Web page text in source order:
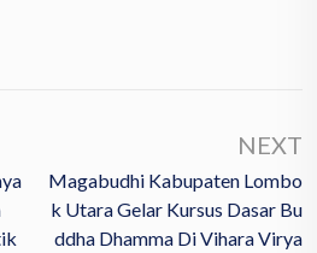
NEXT
Magabudhi Kabupaten Lombo
K Utara Gelar Kursus Dasar Bu
Ddha Dhamma Di Vihara Virya